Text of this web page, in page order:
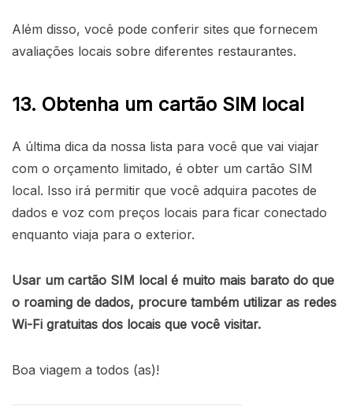
Além disso, você pode conferir sites que fornecem
avaliações locais sobre diferentes restaurantes.
13. Obtenha um cartão SIM local
A última dica da nossa lista para você que vai viajar
com o orçamento limitado, é obter um cartão SIM
local. Isso irá permitir que você adquira pacotes de
dados e voz com preços locais para ficar conectado
enquanto viaja para o exterior.
Usar um cartão SIM local é muito mais barato do que
o roaming de dados, procure também utilizar as redes
Wi-Fi gratuitas dos locais que você visitar.
Boa viagem a todos (as)!